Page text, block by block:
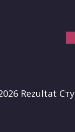
Rezultat